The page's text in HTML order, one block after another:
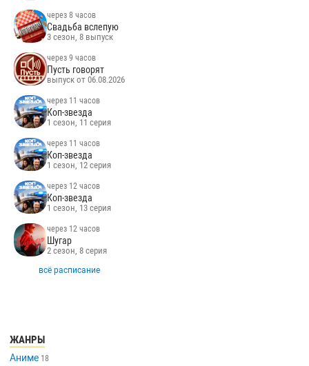
через 8 часов
Свадьба вслепую
3 сезон, 8 выпуск
через 9 часов
Пусть говорят
выпуск от 06.08.2026
через 11 часов
Коп-звезда
1 сезон, 11 серия
через 11 часов
Коп-звезда
1 сезон, 12 серия
через 12 часов
Коп-звезда
1 сезон, 13 серия
через 12 часов
Шугар
2 сезон, 8 серия
всё расписание
ЖАНРЫ
Аниме 18